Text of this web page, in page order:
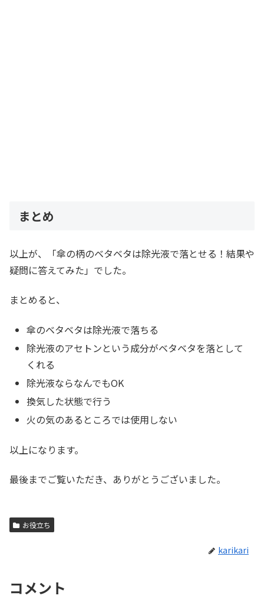
まとめ
以上が、「傘の柄のベタベタは除光液で落とせる！結果や
疑問に答えてみた」でした。
まとめると、
傘のベタベタは除光液で落ちる
除光液のアセトンという成分がベタベタを落として
くれる
除光液ならなんでもOK
換気した状態で行う
火の気のあるところでは使用しない
以上になります。
最後までご覧いただき、ありがとうございました。
お役立ち
karikari
コメント